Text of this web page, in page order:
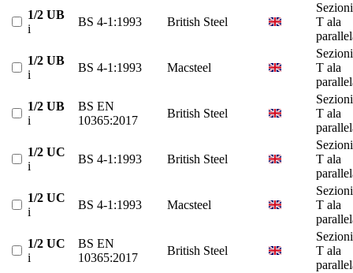
1/2 UB
i
BS 4-1:1993 British Steel
T ala
1/2 UB
i
BS 4-1:1993 Macsteel
T ala
1/2 UB
i
BS EN
10365:2017
British Steel
T ala
1/2 UC
i
BS 4-1:1993 British Steel
T ala
1/2 UC
i
BS 4-1:1993 Macsteel
T ala
1/2 UC
i
BS EN
10365:2017
British Steel
T ala